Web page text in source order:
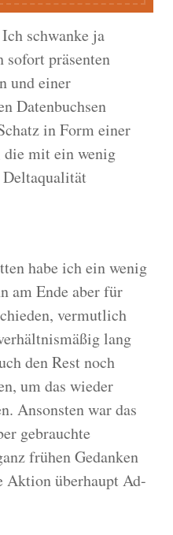
schwanke ja
präsenten
und einer
Datenbuchsen
in Form einer
die mit ein wenig
Deltaqualität
habe ich ein wenig
am Ende aber für
vermutlich
lang
den Rest noch
um das wieder
Ansonsten war das
gebrauchte
frühen Gedanken
Aktion überhaupt Ad-